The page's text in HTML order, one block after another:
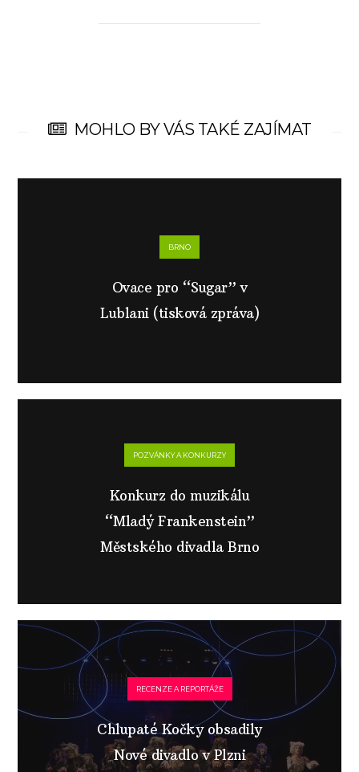
MOHLO BY VÁS TAKÉ ZAJÍMAT
BRNO
Ovace pro “Sugar” v
Lublani (tisková zpráva)
POZVÁNKY A KONKURZY
Konkurz do muzikálu
“Mladý Frankenstein”
Městského divadla Brno
RECENZE A REPORTÁŽE
Chlupaté Kočky obsadily
Nové divadlo v Plzni